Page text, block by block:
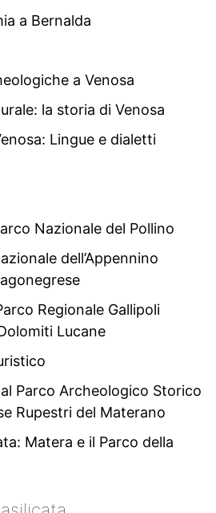
a Bernalda
a Venosa
la storia di Venosa
Lingue e dialetti
Nazionale del Pollino
dell’Appennino
Regionale Gallipoli
Lucane
Parco Archeologico Storico
Rupestri del Materano
Matera e il Parco della